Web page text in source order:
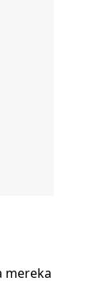
mereka